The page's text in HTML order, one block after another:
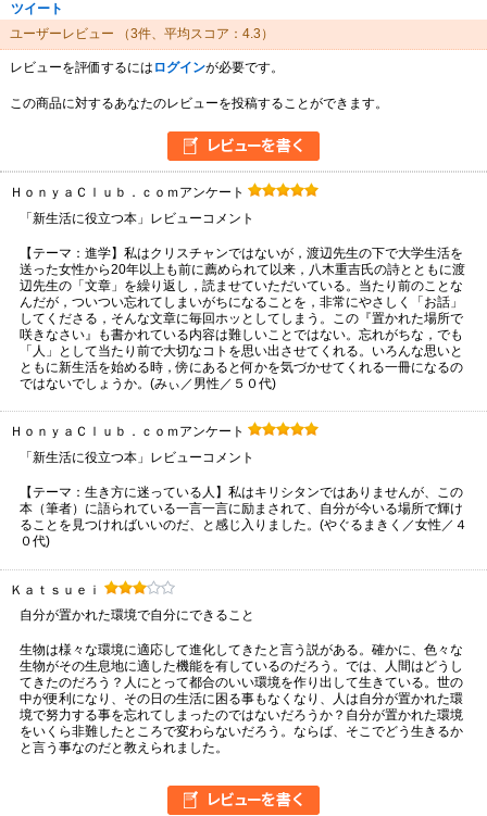
ツイート
ユーザーレビュー
（3件、平均スコア：4.3）
レビューを評価するには ログインが必要です。
この商品に対するあなたのレビューを投稿することができます。
ＨｏｎｙａＣｌｕｂ．ｃｏｍアンケート
「新生活に役立つ本」レビューコメント
【テーマ：進学】私はクリスチャンではないが，渡辺先生の下で大学生活を
送った女性から20年以上も前に薦められて以来，八木重吉氏の詩とともに渡
辺先生の「文章」を繰り返し，読ませていただいている。当たり前のことな
んだが，ついつい忘れてしまいがちになることを，非常にやさしく「お話」
してくださる，そんな文章に毎回ホッとしてしまう。この『置かれた場所で
咲きなさい』も書かれている内容は難しいことではない。忘れがちな，でも
「人」として当たり前で大切なコトを思い出させてくれる。いろんな思いと
ともに新生活を始める時，傍にあると何かを気づかせてくれる一冊になるの
ではないでしょうか。(みぃ／男性／５０代)
ＨｏｎｙａＣｌｕｂ．ｃｏｍアンケート
「新生活に役立つ本」レビューコメント
【テーマ：生き方に迷っている人】私はキリシタンではありませんが、この
本（筆者）に語られている一言一言に励まされて、自分が今いる場所で輝け
ることを見つければいいのだ、と感じ入りました。(やぐるまきく／女性／４
０代)
Ｋａｔｓｕｅｉ
自分が置かれた環境で自分にできること
生物は様々な環境に適応して進化してきたと言う説がある。確かに、色々な
生物がその生息地に適した機能を有しているのだろう。では、人間はどうし
てきたのだろう？人にとって都合のいい環境を作り出して生きている。世の
中が便利になり、その日の生活に困る事もなくなり、人は自分が置かれた環
境で努力する事を忘れてしまったのではないだろうか？自分が置かれた環境
をいくら非難したところで変わらないだろう。ならば、そこでどう生きるか
と言う事なのだと教えられました。